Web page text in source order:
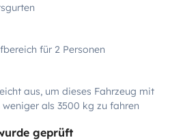
für 2 Personen
aus, um dieses Fahrzeug mit
als 3500 kg zu fahren
geprüft